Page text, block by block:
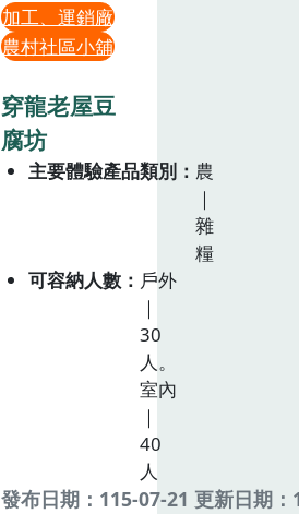
加工、運銷廠
農村社區小舖
穿龍老屋豆
腐坊
主要體驗產品類別
農
｜
雜
糧
可容納人數
戶外
｜
30
人。
室內
｜
40
人
發布日期：115-07-21 更新日期